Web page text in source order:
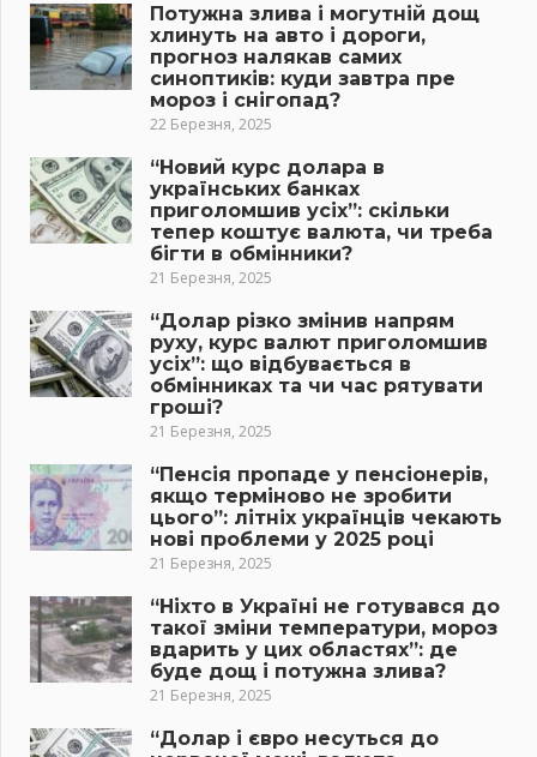
Потужна злива і могутній дощ
хлинуть на авто і дороги,
прогноз налякав самих
синоптиків: куди завтра пре
мороз і снігопад?
22 Березня, 2025
“Новий курс долара в
українських банках
приголомшив усіх”: скільки
тепер коштує валюта, чи треба
бігти в обмінники?
21 Березня, 2025
“Долар різко змінив напрям
руху, курс валют приголомшив
усіх”: що відбувається в
обмінниках та чи час рятувати
гроші?
21 Березня, 2025
“Пенсія пропаде у пенсіонерів,
якщо терміново не зробити
цього”: літніх українців чекають
нові проблеми у 2025 році
21 Березня, 2025
“Ніхто в Україні не готувався до
такої зміни температури, мороз
вдарить у цих областях”: де
буде дощ і потужна злива?
21 Березня, 2025
“Долар і євро несуться до